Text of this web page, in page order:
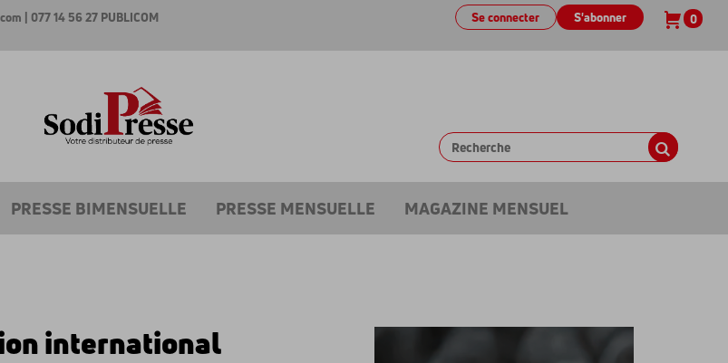
| 077 14 56 27 PUBLICOM S'abonner
Se connecter 0
PRESSE BIMENSUELLE PRESSE MENSUELLE MAGAZINE MENSUEL
international